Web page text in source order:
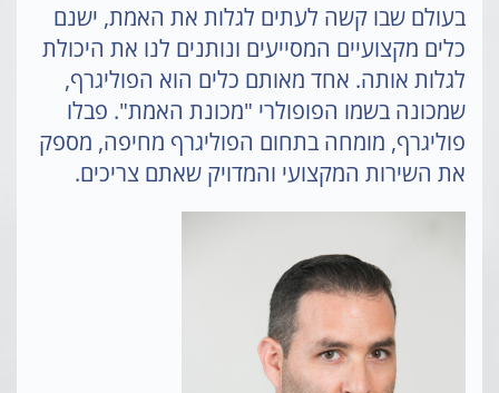
בעולם שבו קשה לעתים לגלות את האמת, ישנם
כלים מקצועיים המסייעים ונותנים לנו את היכולת
לגלות אותה. אחד מאותם כלים הוא הפוליגרף,
שמכונה בשמו הפופולרי "מכונת האמת". פבלו
פוליגרף, מומחה בתחום הפוליגרף מחיפה, מספק
את השירות המקצועי והמדויק שאתם צריכים.